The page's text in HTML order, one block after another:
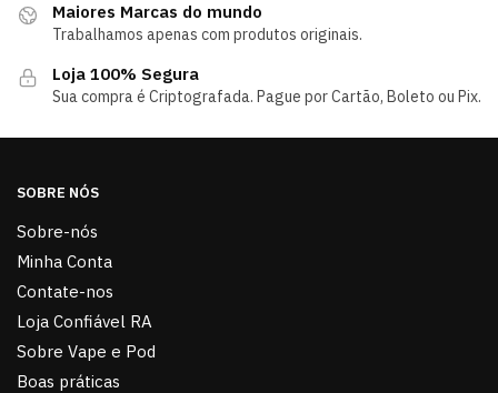
Maiores Marcas do mundo
Trabalhamos apenas com produtos originais.
Loja 100% Segura
Sua compra é Criptografada. Pague por Cartão, Boleto ou Pix.
SOBRE NÓS
Sobre-nós
Minha Conta
Contate-nos
Loja Confiável RA
Sobre Vape e Pod
Boas práticas